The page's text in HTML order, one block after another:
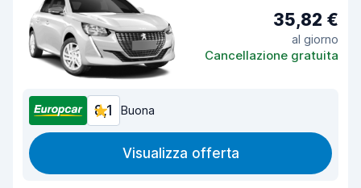
35,82 €
al giorno
Cancellazione gratuita
8,1 Buona
Visualizza offerta